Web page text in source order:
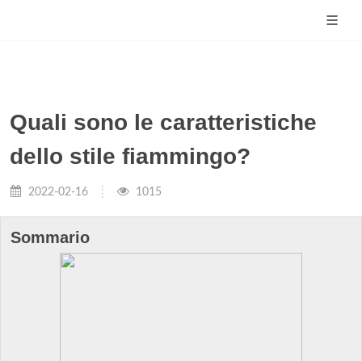
Quali sono le caratteristiche
dello stile fiammingo?
2022-02-16 1015
Sommario